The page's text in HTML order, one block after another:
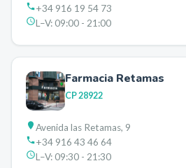
+34 916 19 54 73
L–V:09:00 - 21:00
Farmacia Retamas
CP28922
Avenida las Retamas, 9
+34 916 43 46 64
L–V:09:30 - 21:30